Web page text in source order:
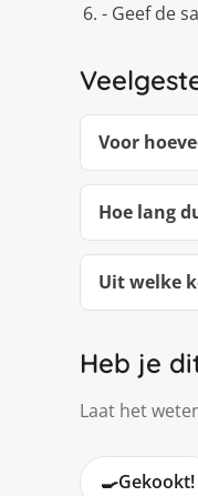
- Geef de
Voor
Hoe lang
Uit welke
Heb je
Laat het
🍳Gekookt!